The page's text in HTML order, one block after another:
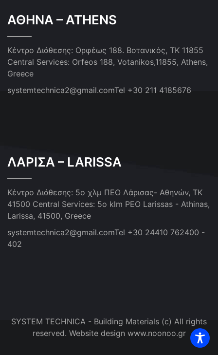
ΑΘΗΝΑ – ATHENS
Κέντρο Διάθεσης: Ορφέως 188. Βοτανικός, ΤΚ 11855
Central Services: Orfeos 188, Votanikos,11855, Athens,
Greece
systemtechnica2@gmail.comTel +30 211 4185676
ΛΑΡΙΣΑ – LARISSA
Κέντρο Διάθεσης: 5ο χλμ ΠΕΟ Λάρισας- Αθηνών, ΤΚ
41500 Central Services: 5o klm PEO Larissas - Athinas,
Larissa, 41500, Greece
systemtechnica2@gmail.comTel +30 24410 762400 -
402
SYSTEM TECHNICA - Building Materials (c) All rights
reserved. Website design www.noonoo.gr